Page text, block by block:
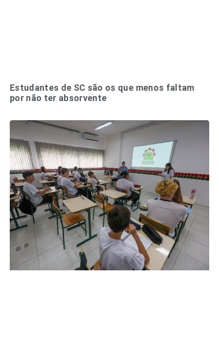
Estudantes de SC são os que menos faltam
por não ter absorvente